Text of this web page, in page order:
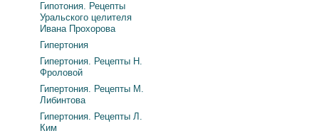
Гипотония. Рецепты
Уральского целителя
Ивана Прохорова
Гипертония
Гипертония. Рецепты Н.
Фроловой
Гипертония. Рецепты М.
Либинтова
Гипертония. Рецепты Л.
Ким